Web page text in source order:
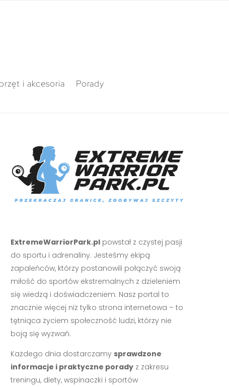
i akcesoria Porady
ExtremeWarriorPark.plpowstał z czystej pasji
do sportu i adrenaliny. Jesteśmy ekipą
zapaleńców, którzy postanowili połączyć swoją
miłość do sportów ekstremalnych z dzieleniem
się wiedzą i doświadczeniem. Nasz portal to
znacznie więcej niż tylko strona internetowa – to
tętniąca życiem społeczność ludzi, którzy nie
boją się wyzwań.
Każdego dnia dostarczamy sprawdzone
informacje i praktyczne poradyz zakresu
treningu, diety, wspinaczki i sportów